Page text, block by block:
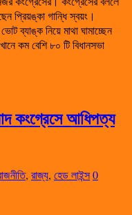
প্রিয়ঙ্কা গান্ধি স্বয়ং।
ব্যাঙ্ক নিয়ে মাথা ঘামাচ্ছেন
কম বেশি ৮০ টি বিধানসভা
কংগ্রেসে আধিপত্য
, রাজ্য, হেড লাইন্স0